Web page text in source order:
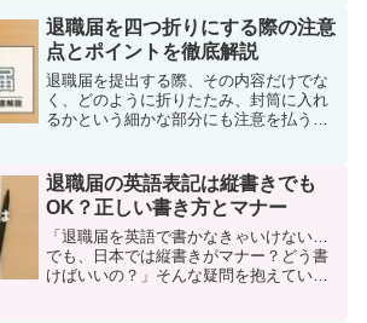
うことがあります。企業側は、あなたの
退職届を目にする最初の瞬間...
退職届を四つ折りにする際の注意
点とポイントを徹底解説
退職届を提出する際、その内容だけでな
く、どのように折りたたみ、封筒に入れ
るかという細かな部分にも注意を払うこ
マナーが相手に与える印象に大きく影響
します。四つ折りにするこ...
退職届の英語表記は縦書きでも
OK？正しい書き方とマナー
「退職届を英語で書かなきゃいけない…
でも、日本では縦書きがマナー？どう書
けばいいの？」そんな疑問を抱えている